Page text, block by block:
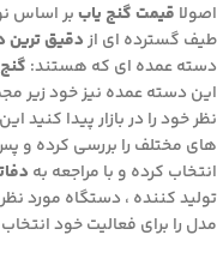
اصولا قیمت گنج یاببر اساس
طیف گسترده ای ازدقیق ترین
دسته عمده ای که هستند:
این دسته عمده نیز خود زیر
نظر خود را در بازار پیدا
های مختلف را بررسی کرده و
انتخاب کرده و با مراجعه به
تولید کننده ، دستگاه مورد
مدل را برای فعالیت خود